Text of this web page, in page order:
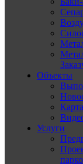
Объекты
Услуги